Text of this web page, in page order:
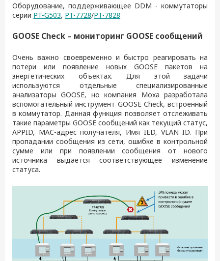
Оборудование, поддерживающее DDM - коммутаторы
серии PT-G503, PT-7728/PT-7828
GOOSE Check – мониторинг GOOSE сообщений
Очень важно своевременно и быстро реагировать на
потери или появление новых GOOSE пакетов на
энергетических объектах. Для этой задачи
используются отдельные специализированные
анализаторы GOOSE, но компания Moxa разработала
вспомогательный инструмент GOOSE Check, встроенный
в коммутатор. Данная функция позволяет отслеживать
такие параметры GOOSE сообщений как текущий статус,
APPID, MAC-адрес получателя, Имя IED, VLAN ID. При
пропадании сообщения из сети, ошибке в контрольной
сумме или при появлении сообщения от нового
источника выдается соответствующее изменение
статуса.